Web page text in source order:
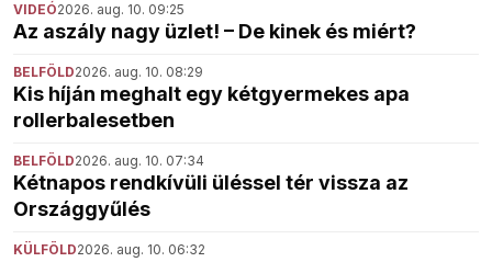
VIDEÓ2026. aug. 10. 09:25
Az aszály nagy üzlet! – De kinek és miért?
BELFÖLD2026. aug. 10. 08:29
Kis híján meghalt egy kétgyermekes apa
rollerbalesetben
BELFÖLD2026. aug. 10. 07:34
Kétnapos rendkívüli üléssel tér vissza az
Országgyűlés
KÜLFÖLD2026. aug. 10. 06:32